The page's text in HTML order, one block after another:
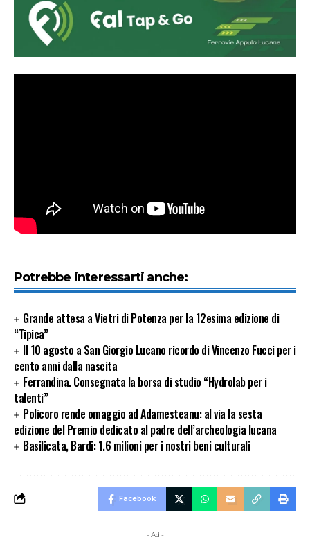
Potrebbe interessarti anche:
Grande attesa a Vietri di Potenza per la 12esima edizione di
“Tipica”
Il 10 agosto a San Giorgio Lucano ricordo di Vincenzo Fucci per i
cento anni dalla nascita
Ferrandina. Consegnata la borsa di studio “Hydrolab per i
talenti”
Policoro rende omaggio ad Adamesteanu: al via la sesta
edizione del Premio dedicato al padre dell’archeologia lucana
Basilicata, Bardi: 1.6 milioni per i nostri beni culturali
Facebook
- Ad -